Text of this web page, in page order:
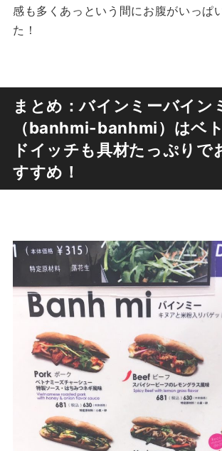
感も多くあっという間にお腹がいっぱ
た！
まとめ：バインミーバイン
（banhmi-banhmi）はベ
ドイッチも具材たっぷりで
すすめ！